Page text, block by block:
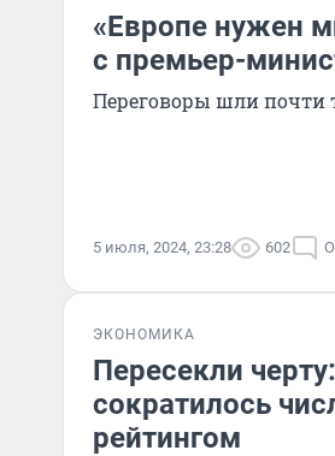
«Европе нужен
с премьер-
Переговоры шли почти
5 июля, 2024, 23:28 602
ЭКОНОМИКА
Пересекли
сократилось
рейтингом